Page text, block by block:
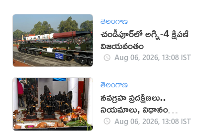
తెలంగాణ
చండీపూర్‌లో అగ్ని-4 క్షిపణి
విజయవంతం
Aug 06, 2026, 13:08 IST
తెలంగాణ
నవగ్రహ ప్రదక్షిణలు..
నియమాలు, విధానం
తెలుసుకోండి
Aug 06, 2026, 13:08 IST